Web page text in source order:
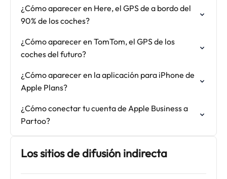
¿Cómo aparecer en Here, el GPS de a bordo del
90% de los coches?
¿Cómo aparecer en TomTom, el GPS de los
coches del futuro?
¿Cómo aparecer en la aplicación para iPhone de
Apple Plans?
¿Cómo conectar tu cuenta de Apple Business a
Partoo?
Los sitios de difusión indirecta